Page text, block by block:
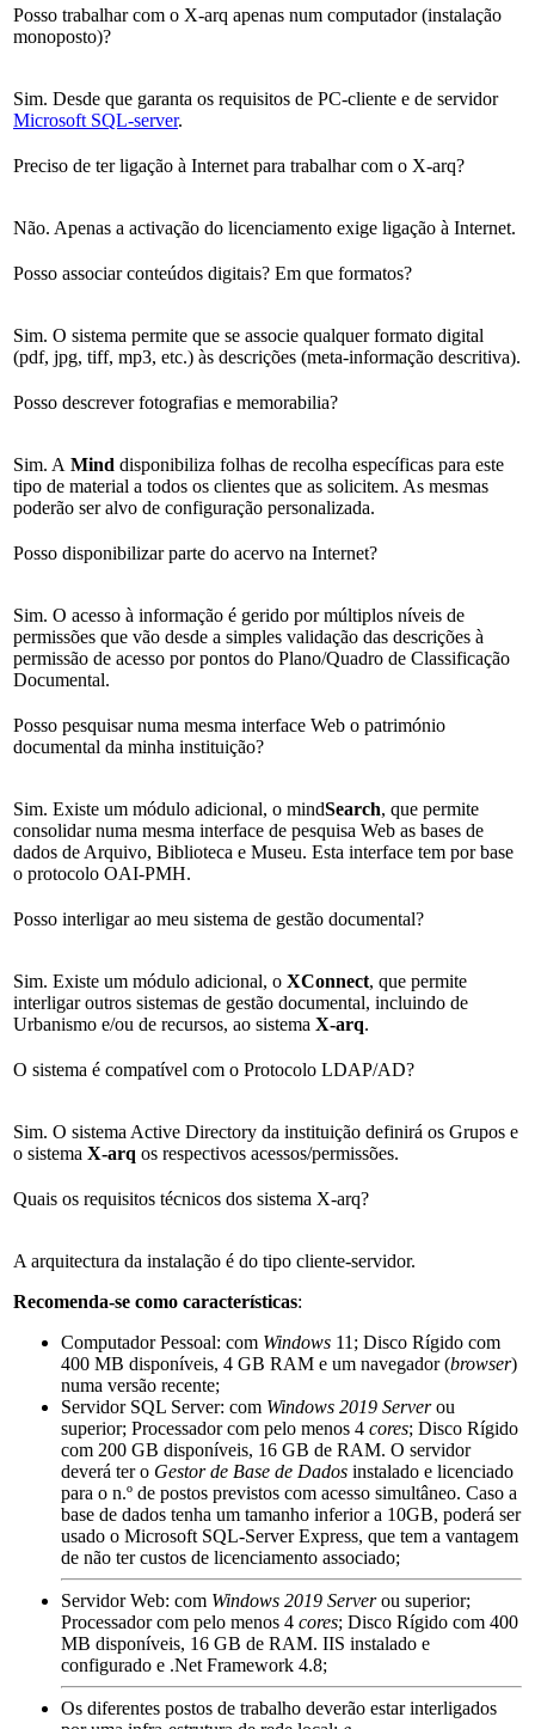
Posso trabalhar com o X-arq apenas num computador (instalação
monoposto)?
Sim. Desde que garanta os requisitos de PC-cliente e de servidor
Microsoft SQL-server.
Preciso de ter ligação à Internet para trabalhar com o X-arq?
Não. Apenas a activação do licenciamento exige ligação à Internet.
Posso associar conteúdos digitais? Em que formatos?
Sim. O sistema permite que se associe qualquer formato digital
(pdf, jpg, tiff, mp3, etc.) às descrições (meta-informação descritiva).
Posso descrever fotografias e memorabilia?
Sim. A Mind disponibiliza folhas de recolha específicas para este
tipo de material a todos os clientes que as solicitem. As mesmas
poderão ser alvo de configuração personalizada.
Posso disponibilizar parte do acervo na Internet?
Sim. O acesso à informação é gerido por múltiplos níveis de
permissões que vão desde a simples validação das descrições à
permissão de acesso por pontos do Plano/Quadro de Classificação
Documental.
Posso pesquisar numa mesma interface Web o património
documental da minha instituição?
Sim. Existe um módulo adicional, o mindSearch, que permite
consolidar numa mesma interface de pesquisa Web as bases de
dados de Arquivo, Biblioteca e Museu. Esta interface tem por base
o protocolo OAI-PMH.
Posso interligar ao meu sistema de gestão documental?
Sim. Existe um módulo adicional, o XConnect, que permite
interligar outros sistemas de gestão documental, incluindo de
Urbanismo e/ou de recursos, ao sistema X-arq.
O sistema é compatível com o Protocolo LDAP/AD?
Sim. O sistema Active Directory da instituição definirá os Grupos e
o sistema X-arq os respectivos acessos/permissões.
Quais os requisitos técnicos dos sistema X-arq?
A arquitectura da instalação é do tipo cliente-servidor.
Recomenda-se como características:
Computador Pessoal: com Windows 11; Disco Rígido com
400 MB disponíveis, 4 GB RAM e um navegador (browser)
numa versão recente;
Servidor SQL Server: com Windows 2019 Serverou
superior; Processador com pelo menos 4 cores; Disco Rígido
com 200 GB disponíveis, 16 GB de RAM. O servidor
deverá ter o Gestor de Base de Dados instalado e licenciado
para o n.º de postos previstos com acesso simultâneo. Caso a
base de dados tenha um tamanho inferior a 10GB, poderá ser
usado o Microsoft SQL-Server Express, que tem a vantagem
de não ter custos de licenciamento associado;
Servidor Web: com Windows 2019 Serverou superior;
Processador com pelo menos 4 cores; Disco Rígido com 400
MB disponíveis, 16 GB de RAM. IIS instalado e
configurado e .Net Framework 4.8;
Os diferentes postos de trabalho deverão estar interligados